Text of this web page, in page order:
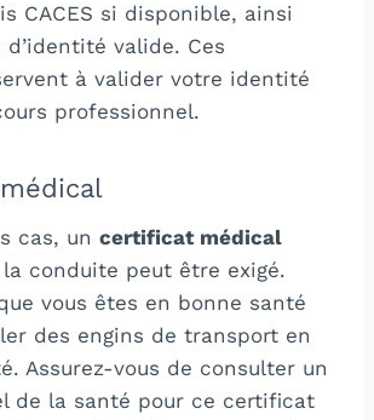
CACES si disponible, ainsi
d’identité valide. Ces
à valider votre identité
professionnel.
cas, un certificat médical
la conduite peut être exigé.
vous êtes en bonne santé
des engins de transport en
Assurez-vous de consulter un
de la santé pour ce certificat